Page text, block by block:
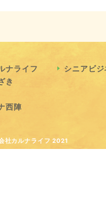
ナライフ
き
西陣
シニアビジ
社カルナライフ 2021